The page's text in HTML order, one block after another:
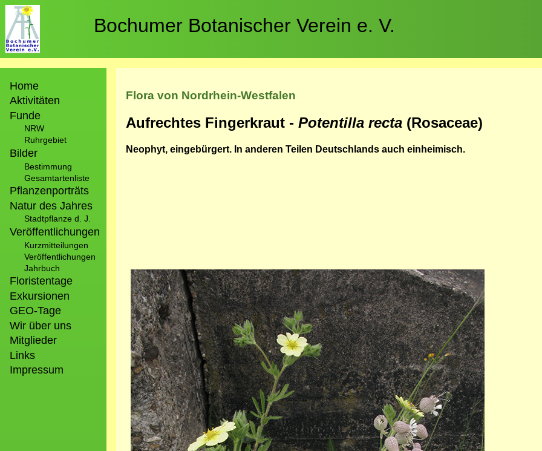
Direkt
zum
Inhalt
Bochumer Botanischer Verein e. V.
Home
Aktivitäten
Funde
NRW
Ruhrgebiet
Bilder
Bestimmung
Gesamtartenliste
Pflanzenporträts
Natur des Jahres
Stadtpflanze d. J.
Veröffentlichungen
Kurzmitteilungen
Veröffentlichungen
Jahrbuch
Floristentage
Exkursionen
GEO-Tage
Wir über uns
Mitglieder
Links
Impressum
Flora von Nordrhein-Westfalen
Aufrechtes Fingerkraut - Potentilla recta (Rosaceae)
Neophyt, eingebürgert. In anderen Teilen Deutschlands auch einheimisch.
Bild